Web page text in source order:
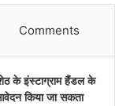
Comments
के इंस्टाग्राम हैंडल के
किया जा सकता